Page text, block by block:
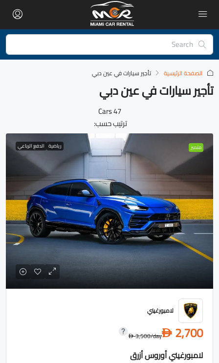
الصفحة الرئيسية تأجير سيارات في عين دبي
تأجير سيارات في عين دبي
47 Cars
ترتيب حسب:
متميز رياضية الدفع الرباعي
لامبورغيني
D 2,700
D3,500/day
لامبورغيني أوروس أزرق